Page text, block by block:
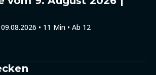
• 11 Min • Ab 12